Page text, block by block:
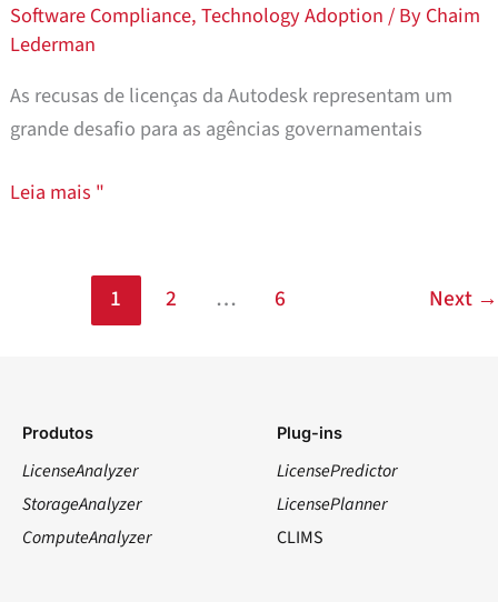
Software Compliance,Technology Adoption / ByChaim
Lederman
As recusas de licenças da Autodesk representam um
grande desafio para as agências governamentais
agora
Leia mais "
1 2 … 6 Next →
Produtos
LicenseAnalyzer
StorageAnalyzer
ComputeAnalyzer
Plug-ins
LicensePredictor
LicensePlanner
CLIMS